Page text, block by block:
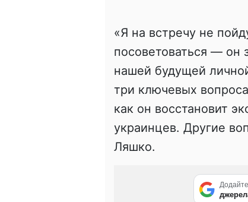
«Я на встречу не
посоветоваться — он
нашей будущей
три ключевых
как он восстановит
украинцев. Другие
Ляшко.